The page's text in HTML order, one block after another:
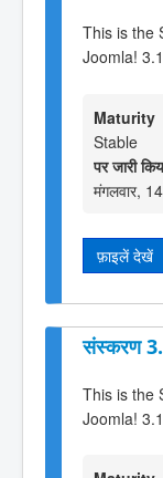
This is the
Joomla!
Maturity
Stable
पर जारी
मंगलवार,
फ़ाइलें देखें
संस्करण
This is the
Joomla!